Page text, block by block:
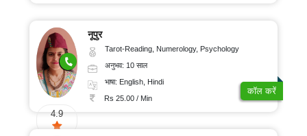
4.9
नूपुर
Tarot-Reading, Numerology, Psychology
अनुभव: 10 साल
भाषा: English, Hindi
Rs 25.00 / Min
कॉल करें